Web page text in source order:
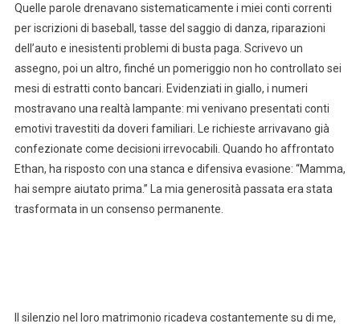
Quelle parole drenavano sistematicamente i miei conti correnti
per iscrizioni di baseball, tasse del saggio di danza, riparazioni
dell’auto e inesistenti problemi di busta paga. Scrivevo un
assegno, poi un altro, finché un pomeriggio non ho controllato sei
mesi di estratti conto bancari. Evidenziati in giallo, i numeri
mostravano una realtà lampante: mi venivano presentati conti
emotivi travestiti da doveri familiari. Le richieste arrivavano già
confezionate come decisioni irrevocabili. Quando ho affrontato
Ethan, ha risposto con una stanca e difensiva evasione: “Mamma,
hai sempre aiutato prima.” La mia generosità passata era stata
trasformata in un consenso permanente.
Il silenzio nel loro matrimonio ricadeva costantemente su di me,